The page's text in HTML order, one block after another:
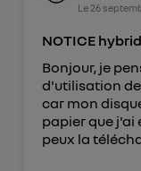
Le 26
NOTICE
Bonjour, je
d'utilisation
car mon
papier que j'ai
peux la